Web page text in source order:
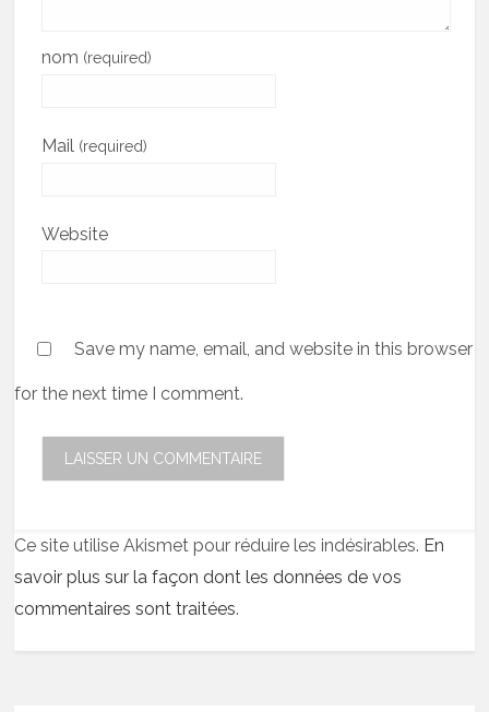
nom (required)
Mail (required)
Website
Save my name, email, and website in this browser
for the next time I comment.
Ce site utilise Akismet pour réduire les indésirables. En
savoir plus sur la façon dont les données de vos
commentaires sont traitées.